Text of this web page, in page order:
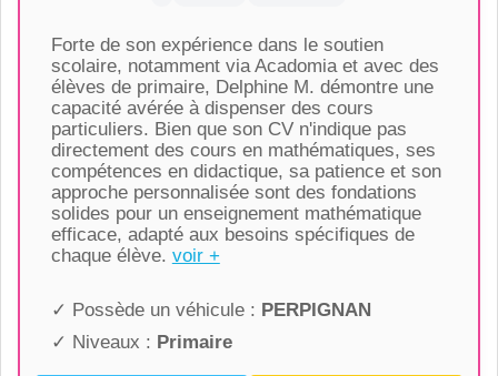
Forte de son expérience dans le soutien
scolaire, notamment via Acadomia et avec des
élèves de primaire, Delphine M. démontre une
capacité avérée à dispenser des cours
particuliers. Bien que son CV n'indique pas
directement des cours en mathématiques, ses
compétences en didactique, sa patience et son
approche personnalisée sont des fondations
solides pour un enseignement mathématique
efficace, adapté aux besoins spécifiques de
chaque élève. voir +
✓ Possède un véhicule : PERPIGNAN
✓ Niveaux : Primaire